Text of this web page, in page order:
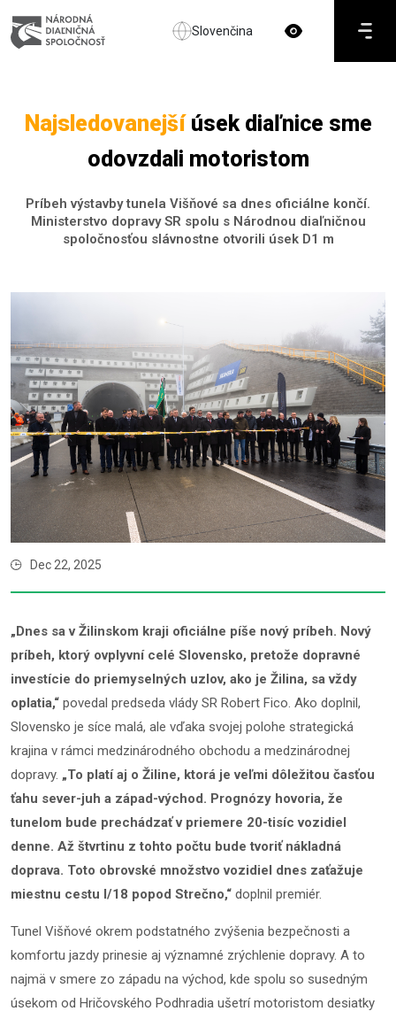
Slovenčina
Najsledovanejšíúsek diaľnice sme
odovzdali motoristom
Príbeh výstavby tunela Višňové sa dnes oficiálne končí.
Ministerstvo dopravy SR spolu s Národnou diaľničnou
spoločnosťou slávnostne otvorili úsek D1 m
Dec 22, 2025
„Dnes sa v Žilinskom kraji oficiálne píše nový príbeh. Nový
príbeh, ktorý ovplyvní celé Slovensko, pretože dopravné
investície do priemyselných uzlov, ako je Žilina, sa vždy
oplatia,“ povedal predseda vlády SR Robert Fico. Ako doplnil,
Slovensko je síce malá, ale vďaka svojej polohe strategická
krajina v rámci medzinárodného obchodu a medzinárodnej
dopravy. „To platí aj o Žiline, ktorá je veľmi dôležitou časťou
ťahu sever-juh a západ-východ. Prognózy hovoria, že
tunelom bude prechádzať v priemere 20-tisíc vozidiel
denne. Až štvrtinu z tohto počtu bude tvoriť nákladná
doprava. Toto obrovské množstvo vozidiel dnes zaťažuje
miestnu cestu I/18 popod Strečno,“ doplnil premiér.
Tunel Višňové okrem podstatného zvýšenia bezpečnosti a
komfortu jazdy prinesie aj významné zrýchlenie dopravy. A to
najmä v smere zo západu na východ, kde spolu so susedným
úsekom od Hričovského Podhradia ušetrí motoristom desiatky